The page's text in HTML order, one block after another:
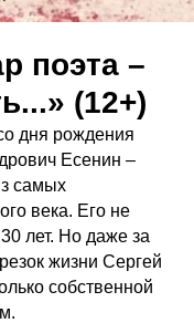
поэта –
(12+)
дня рождения
Есенин –
самых
века. Его не
лет. Но даже за
жизни Сергей
собственной